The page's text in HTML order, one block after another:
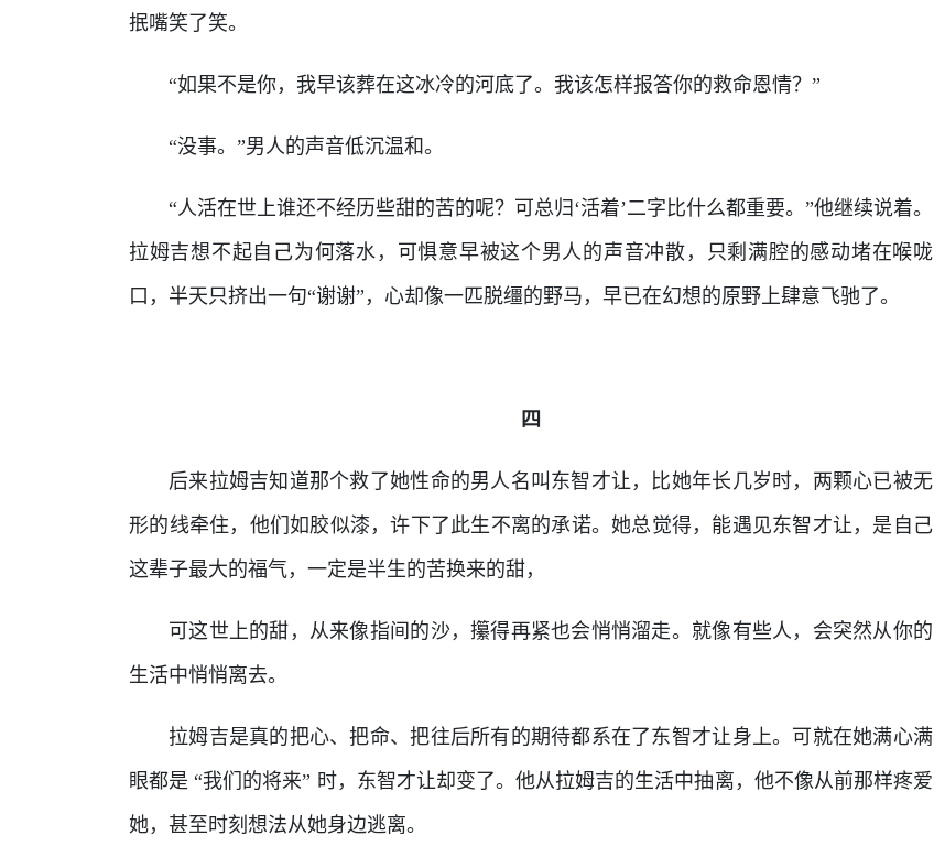
抿嘴笑了笑。
“如果不是你，我早该葬在这冰冷的河底了。我该怎样报答你的救命恩情？”
“没事。”男人的声音低沉温和。
“人活在世上谁还不经历些甜的苦的呢？可总归‘活着’二字比什么都重要。”他继续说着。
拉姆吉想不起自己为何落水，可惧意早被这个男人的声音冲散，只剩满腔的感动堵在喉咙
口，半天只挤出一句“谢谢”，心却像一匹脱缰的野马，早已在幻想的原野上肆意飞驰了。
四
后来拉姆吉知道那个救了她性命的男人名叫东智才让，比她年长几岁时，两颗心已被无
形的线牵住，他们如胶似漆，许下了此生不离的承诺。她总觉得，能遇见东智才让，是自己
这辈子最大的福气，一定是半生的苦换来的甜，
可这世上的甜，从来像指间的沙，攥得再紧也会悄悄溜走。就像有些人，会突然从你的
生活中悄悄离去。
拉姆吉是真的把心、把命、把往后所有的期待都系在了东智才让身上。可就在她满心满
眼都是 “我们的将来” 时，东智才让却变了。他从拉姆吉的生活中抽离，他不像从前那样疼爱
她，甚至时刻想法从她身边逃离。